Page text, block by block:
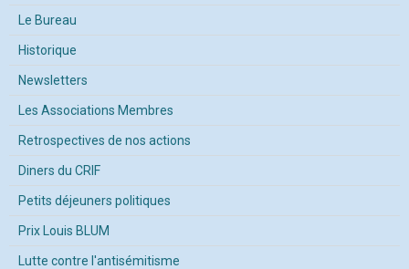
Le Bureau
Historique
Newsletters
Les Associations Membres
Retrospectives de nos actions
Diners du CRIF
Petits déjeuners politiques
Prix Louis BLUM
Lutte contre l'antisémitisme